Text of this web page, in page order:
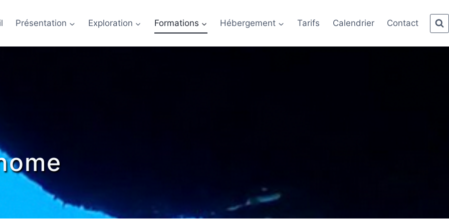
Présentation Exploration Formations Hébergement Tarifs Calendrier Contact